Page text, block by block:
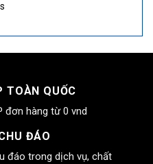
TOÀN QUỐC
đơn hàng từ 0 vnd
ĐÁO
đáo trong dịch vụ, chất